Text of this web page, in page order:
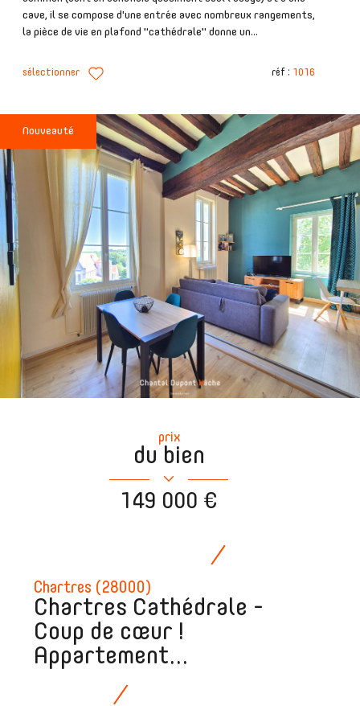
cave, il se compose d'une entrée avec nombreux rangements,
la pièce de vie en plafond "cathédrale" donne un...
sélectionner réf : 1016
Nouveauté
Chartres (28000)
Chartres Cathédrale -
Coup de cœur !
Appartement...
prix
du bien
149 000 €